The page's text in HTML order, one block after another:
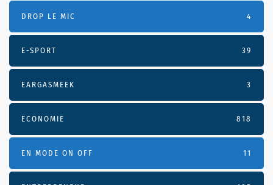
DROP LE MIC 4
E-SPORT 39
EARGASMEEK 3
ECONOMIE 818
EN MODE ON OFF 11